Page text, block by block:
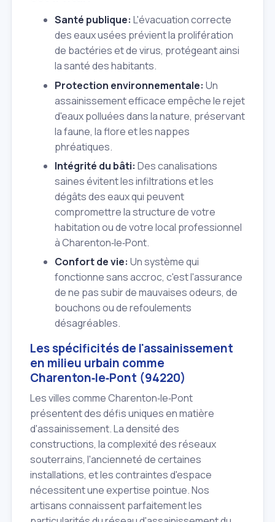
Santé publique: L'évacuation correcte
des eaux usées prévient la prolifération
de bactéries et de virus, protégeant ainsi
la santé des habitants.
Protection environnementale: Un
assainissement efficace empêche le rejet
d'eaux polluées dans la nature, préservant
la faune, la flore et les nappes
phréatiques.
Intégrité du bâti: Des canalisations
saines évitent les infiltrations et les
dégâts des eaux qui peuvent
compromettre la structure de votre
habitation ou de votre local professionnel
à Charenton‑le‑Pont.
Confort de vie: Un système qui
fonctionne sans accroc, c'est l'assurance
de ne pas subir de mauvaises odeurs, de
bouchons ou de refoulements
désagréables.
Les spécificités de l'assainissement
en milieu urbain comme
Charenton‑le‑Pont (94220)
Les villes comme Charenton‑le‑Pont
présentent des défis uniques en matière
d'assainissement. La densité des
constructions, la complexité des réseaux
souterrains, l'ancienneté de certaines
installations, et les contraintes d'espace
nécessitent une expertise pointue. Nos
artisans connaissent parfaitement les